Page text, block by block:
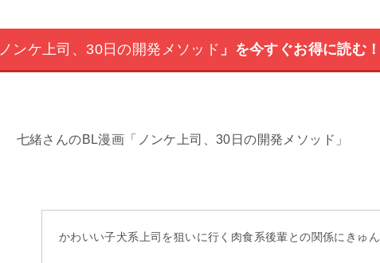
ノンケ上司、30日の開発メソッド 」を今すぐお得に読む！
七緒さんのBL漫画「 ノンケ上司、30日の開発メソッド 」
かわいい子犬系上司を狙いに行く肉食系後輩との関係にきゅん